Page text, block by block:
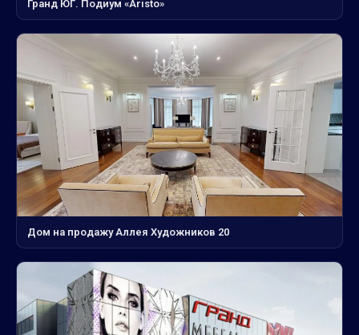
Гранд ЮГ. Подиум «Aristo»
Дом на продажу Аллея Художников 20